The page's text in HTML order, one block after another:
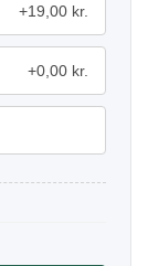
+19,00 kr.
+0,00 kr.